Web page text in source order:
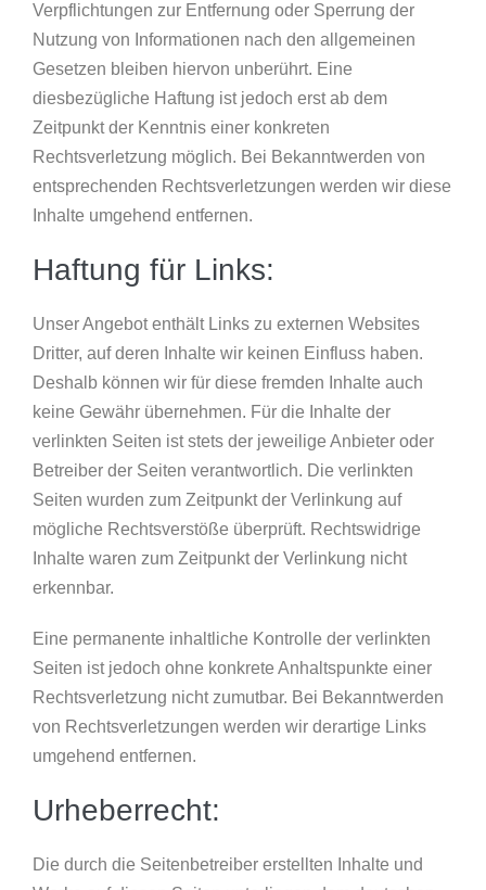
Verpflichtungen zur Entfernung oder Sperrung der
Nutzung von Informationen nach den allgemeinen
Gesetzen bleiben hiervon unberührt. Eine
diesbezügliche Haftung ist jedoch erst ab dem
Zeitpunkt der Kenntnis einer konkreten
Rechtsverletzung möglich. Bei Bekanntwerden von
entsprechenden Rechtsverletzungen werden wir diese
Inhalte umgehend entfernen.
Haftung für Links:
Unser Angebot enthält Links zu externen Websites
Dritter, auf deren Inhalte wir keinen Einfluss haben.
Deshalb können wir für diese fremden Inhalte auch
keine Gewähr übernehmen. Für die Inhalte der
verlinkten Seiten ist stets der jeweilige Anbieter oder
Betreiber der Seiten verantwortlich. Die verlinkten
Seiten wurden zum Zeitpunkt der Verlinkung auf
mögliche Rechtsverstöße überprüft. Rechtswidrige
Inhalte waren zum Zeitpunkt der Verlinkung nicht
erkennbar.
Eine permanente inhaltliche Kontrolle der verlinkten
Seiten ist jedoch ohne konkrete Anhaltspunkte einer
Rechtsverletzung nicht zumutbar. Bei Bekanntwerden
von Rechtsverletzungen werden wir derartige Links
umgehend entfernen.
Urheberrecht:
Die durch die Seitenbetreiber erstellten Inhalte und